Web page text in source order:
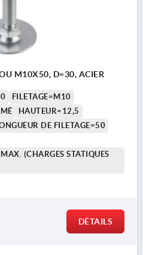
M10X50, D=30, ACIER
FILETAGE=M10
HAUTEUR=12,5
DE FILETAGE=50
(CHARGES STATIQUES
DÉTAILS